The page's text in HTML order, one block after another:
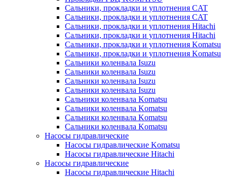
Сальники, прокладки и уплотнения CAT
Сальники, прокладки и уплотнения CAT
Сальники, прокладки и уплотнения Hitachi
Сальники, прокладки и уплотнения Hitachi
Сальники, прокладки и уплотнения Komatsu
Сальники, прокладки и уплотнения Komatsu
Сальники коленвала Isuzu
Сальники коленвала Isuzu
Сальники коленвала Isuzu
Сальники коленвала Isuzu
Сальники коленвала Komatsu
Сальники коленвала Komatsu
Сальники коленвала Komatsu
Сальники коленвала Komatsu
Насосы гидравлические
Насосы гидравлические Komatsu
Насосы гидравлические Hitachi
Насосы гидравлические
Насосы гидравлические Hitachi